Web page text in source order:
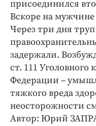
Блоги
Издания
Медиаперсона
Интересное
Клиника года
Бренд года
Работодатель
присоединился
Вскоре на мужчине
Через три дня
задержали.
ст. 111 Уголовного
Федерации –
тяжкого вреда
неосторожности
Автор: Юрий